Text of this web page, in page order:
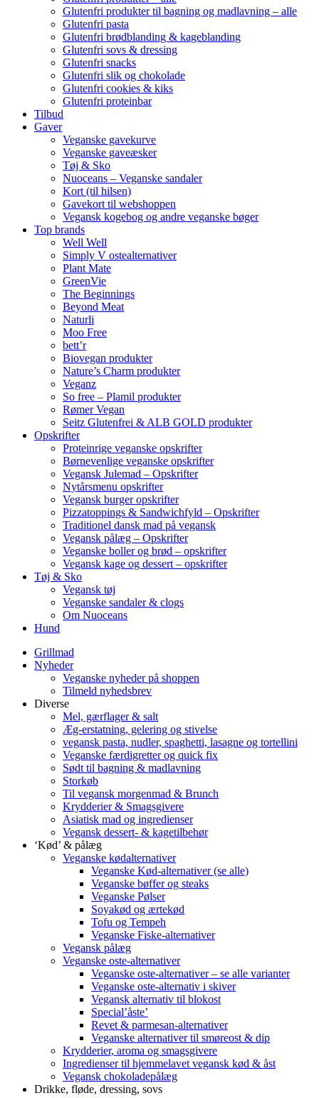
Glutenfri produkter til bagning og madlavning – alle
Glutenfri pasta
Glutenfri brødblanding & kageblanding
Glutenfri sovs & dressing
Glutenfri snacks
Glutenfri slik og chokolade
Glutenfri cookies & kiks
Glutenfri proteinbar
Tilbud
Gaver
Veganske gavekurve
Veganske gaveæsker
Tøj & Sko
Nuoceans – Veganske sandaler
Kort (til hilsen)
Gavekort til webshoppen
Vegansk kogebog og andre veganske bøger
Top brands
Well Well
Simply V ostealternativer
Plant Mate
GreenVie
The Beginnings
Beyond Meat
Naturli
Moo Free
bett’r
Biovegan produkter
Nature’s Charm produkter
Veganz
So free – Plamil produkter
Rømer Vegan
Seitz Glutenfrei & ALB GOLD produkter
Opskrifter
Proteinrige veganske opskrifter
Børnevenlige veganske opskrifter
Vegansk Julemad – Opskrifter
Nytårsmenu opskrifter
Vegansk burger opskrifter
Pizzatoppings & Sandwichfyld – Opskrifter
Traditionel dansk mad på vegansk
Vegansk pålæg – Opskrifter
Veganske boller og brød – opskrifter
Vegansk kage og dessert – opskrifter
Tøj & Sko
Vegansk tøj
Veganske sandaler & clogs
Om Nuoceans
Hund
Grillmad
Nyheder
Veganske nyheder på shoppen
Tilmeld nyhedsbrev
Diverse
Mel, gærflager & salt
Æg-erstatning, gelering og stivelse
vegansk pasta, nudler, spaghetti, lasagne og tortellini
Veganske færdigretter og quick fix
Sødt til bagning & madlavning
Storkøb
Til vegansk morgenmad & Brunch
Krydderier & Smagsgivere
Asiatisk mad og ingredienser
Vegansk dessert- & kagetilbehør
‘Kød’ & pålæg
Veganske kødalternativer
Veganske Kød-alternativer (se alle)
Veganske bøffer og steaks
Veganske Pølser
Soyakød og ærtekød
Tofu og Tempeh
Veganske Fiske-alternativer
Vegansk pålæg
Veganske oste-alternativer
Veganske oste-alternativer – se alle varianter
Veganske oste-alternativ i skiver
Vegansk alternativ til blokost
Special’åste’
Revet & parmesan-alternativer
Veganske alternativer til smøreost & dip
Krydderier, aroma og smagsgivere
Ingredienser til hjemmelavet vegansk kød & åst
Vegansk chokoladepålæg
Drikke, fløde, dressing, sovs